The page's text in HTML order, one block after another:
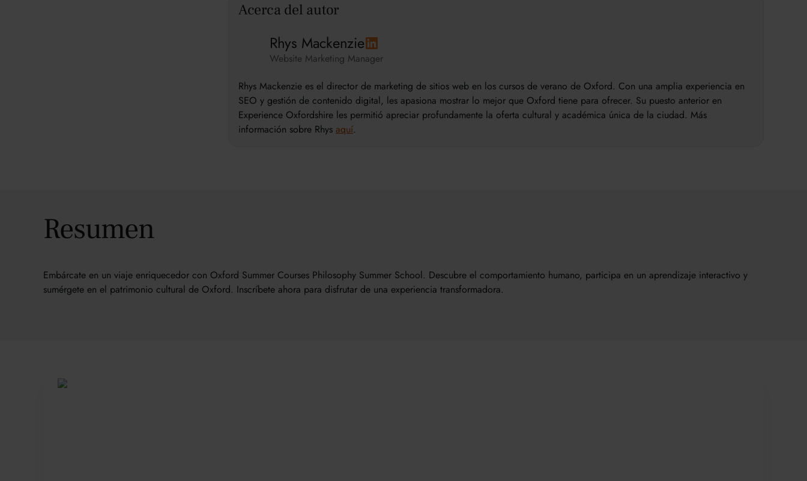
Acerca del autor
Rhys Mackenzie
Website Marketing Manager
Rhys Mackenzie es el director de marketing de sitios web en los cursos de verano de Oxford. Con una amplia experiencia en
SEO y gestión de contenido digital, les apasiona mostrar lo mejor que Oxford tiene para ofrecer. Su puesto anterior en
Experience Oxfordshire les permitió apreciar profundamente la oferta cultural y académica única de la ciudad. Más
información sobre Rhys aquí.
Resumen
Embárcate en un viaje enriquecedor con Oxford Summer Courses Philosophy Summer School. Descubre el comportamiento humano, participa en un aprendizaje interactivo y
sumérgete en el patrimonio cultural de Oxford. Inscríbete ahora para disfrutar de una experiencia transformadora.